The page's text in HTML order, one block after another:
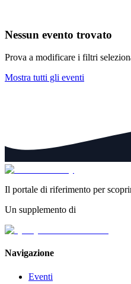
Nessun evento trovato
Prova a modificare i filtri
Mostra tutti gli eventi
Il portale di riferimento per
Un supplemento di
Navigazione
Eventi